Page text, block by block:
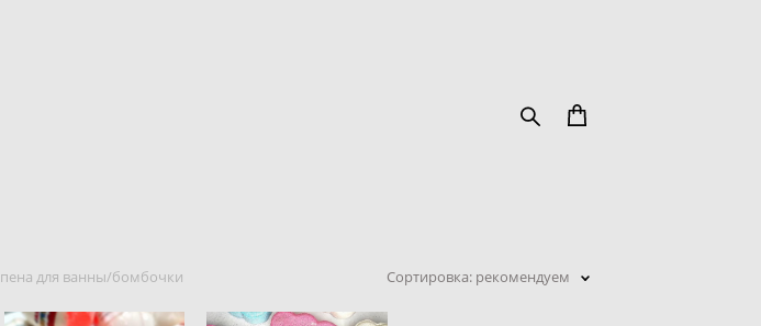
пена для ванны/бомбочки Сортировка: рекомендуем